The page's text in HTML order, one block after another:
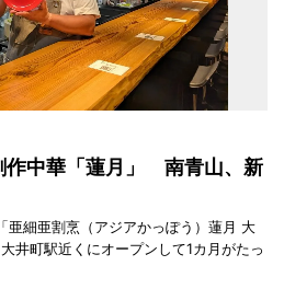
作中華「蓮月」 南青山、新
亜細亜割烹（アジアかっぽう）蓮月 大
井町駅近くにオープンして1カ月がたっ